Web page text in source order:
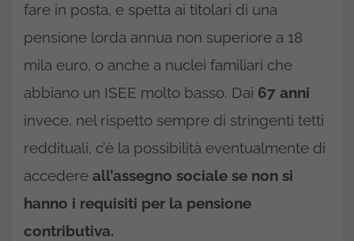
fare in posta, e spetta ai titolari di una
pensione lorda annua non superiore a 18
mila euro, o anche a nuclei familiari che
abbiano un ISEE molto basso. Dai 67 anni
invece, nel rispetto sempre di stringenti tetti
reddituali, c’è la possibilità eventualmente di
accedere all’assegno sociale se non si
hanno i requisiti per la pensione
contributiva.